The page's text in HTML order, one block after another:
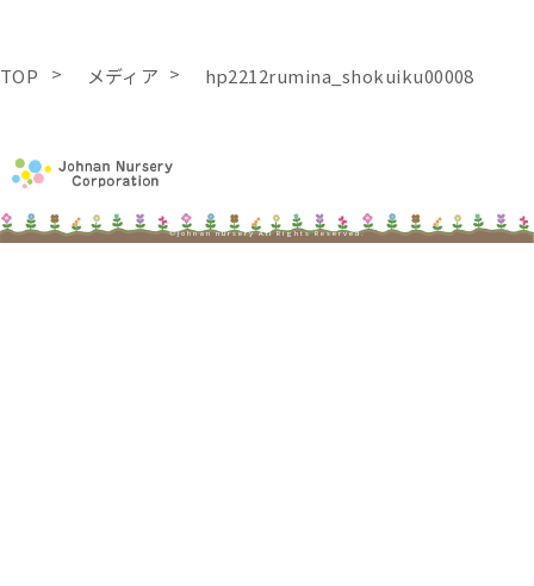
TOP メディア hp2212rumina_shokuiku00008
©johnan nursery All Rights Reserved.